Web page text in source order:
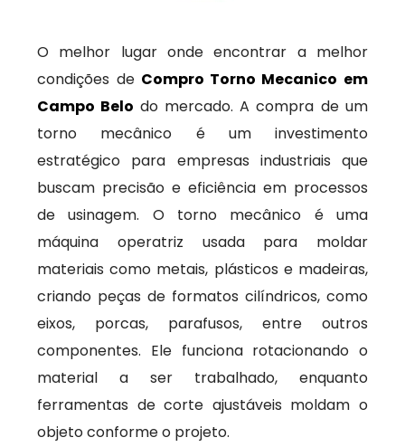
O melhor lugar onde encontrar a melhor
condições de Compro Torno Mecanico em
Campo Belo do mercado. A compra de um
torno mecânico é um investimento
estratégico para empresas industriais que
buscam precisão e eficiência em processos
de usinagem. O torno mecânico é uma
máquina operatriz usada para moldar
materiais como metais, plásticos e madeiras,
criando peças de formatos cilíndricos, como
eixos, porcas, parafusos, entre outros
componentes. Ele funciona rotacionando o
material a ser trabalhado, enquanto
ferramentas de corte ajustáveis moldam o
objeto conforme o projeto.